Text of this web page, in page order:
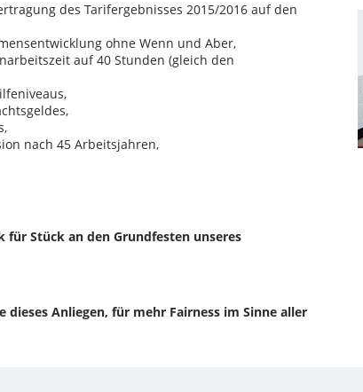
des Tarifergebnisses 2015/2016 auf den
ohne Wenn und Aber,
auf 40 Stunden (gleich den
nach 45 Arbeitsjahren,
für Stück an den Grundfesten unseres
Anliegen, für mehr Fairness im Sinne aller